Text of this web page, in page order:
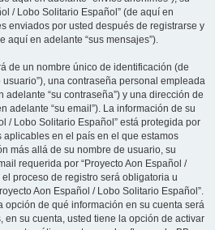
/ Lobo Solitario Español” (de aquí en
enviados por usted después de registrarse y
aquí en adelante “sus mensajes”).
de un nombre único de identificación (de
una contraseña personal empleada
“su contraseña”) y una dirección de
adelante “su email”). La información de su
/ Lobo Solitario Español” está protegida por
aplicables en el país en el que estamos
más allá de su nombre de usuario, su
requerida por “Proyecto Aon Español /
proceso de registro será obligatoria u
Aon Español / Lobo Solitario Español”.
opción de qué información en su cuenta será
en su cuenta, usted tiene la opción de activar